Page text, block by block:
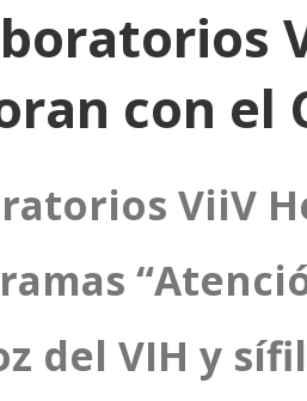
con el
ViiV
del VIH y